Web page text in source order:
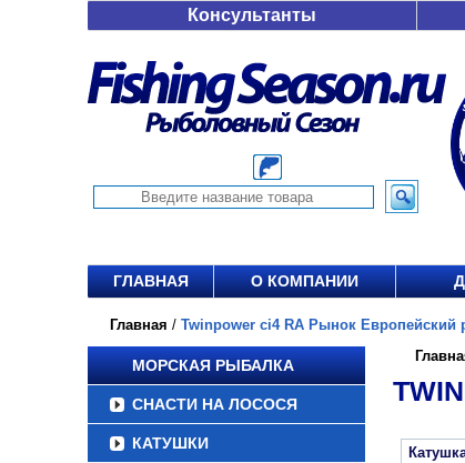
Консультанты
ГЛАВНАЯ О КОМПАНИИ
Главная / Twinpower ci4 RA Рынок Европейский
МОРСКАЯ РЫБАЛКА
СНАСТИ НА ЛОСОСЯ
КАТУШКИ